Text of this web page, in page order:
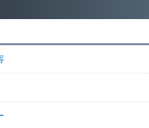
に来てほしいよお